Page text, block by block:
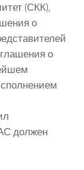
(СКК),
о
о
должен